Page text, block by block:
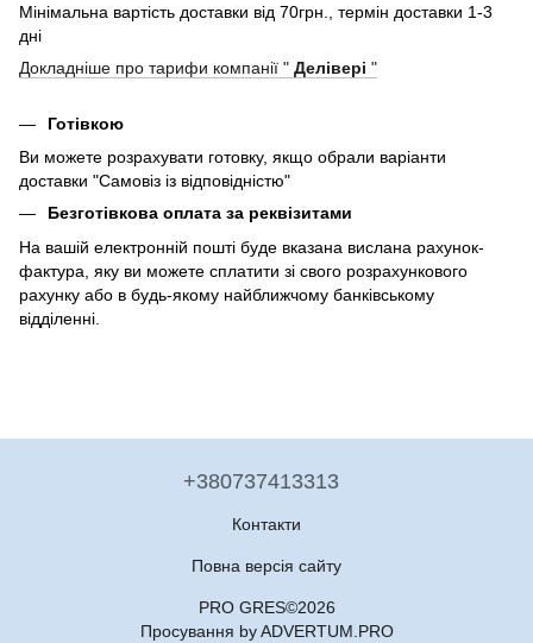
Мінімальна вартість доставки від 70грн., термін доставки 1-3
дні
Докладніше про тарифи компанії " Делівері "
Готівкою
Ви можете розрахувати готовку, якщо обрали варіанти
доставки "Самовіз із відповідністю"
Безготівкова оплата за реквізитами
На вашій електронній пошті буде вказана вислана рахунок-
фактура, яку ви можете сплатити зі свого розрахункового
рахунку або в будь-якому найближчому банківському
відділенні.
+380737413313
Контакти
Повна версія сайту
PRO GRES©2026
Просування by ADVERTUM.PRO